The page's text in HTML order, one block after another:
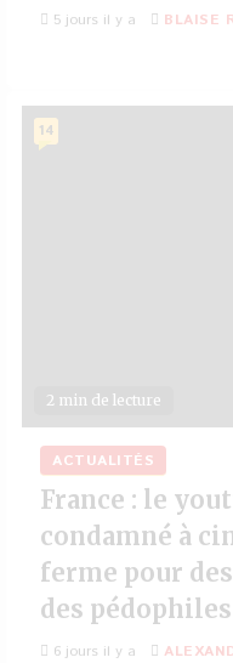
5 jours il y a BLAISE
2 min de lecture
14
ACTUALITÉS
France : le
condamné à
ferme pour
des
6 jours il y a